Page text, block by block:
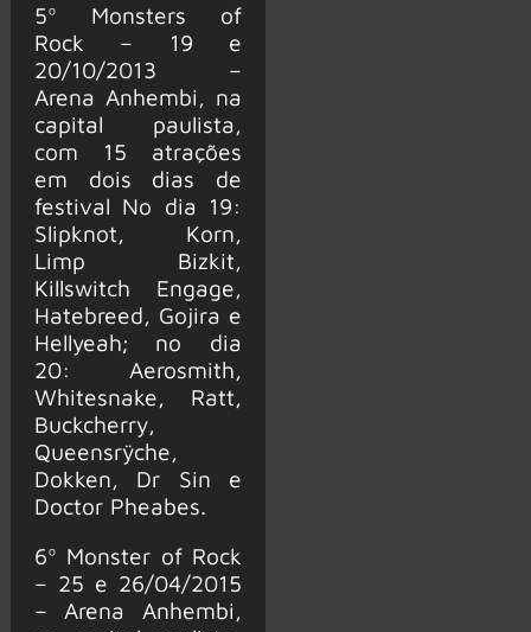
5º Monsters of
Rock – 19 e
20/10/2013 –
Arena Anhembi, na
capital paulista,
com 15 atrações
em dois dias de
festival No dia 19:
Slipknot, Korn,
Limp Bizkit,
Killswitch Engage,
Hatebreed, Gojira e
Hellyeah; no dia
20: Aerosmith,
Whitesnake, Ratt,
Buckcherry,
Queensrÿche,
Dokken, Dr Sin e
Doctor Pheabes.
6º Monster of Rock
– 25 e 26/04/2015
– Arena Anhembi,